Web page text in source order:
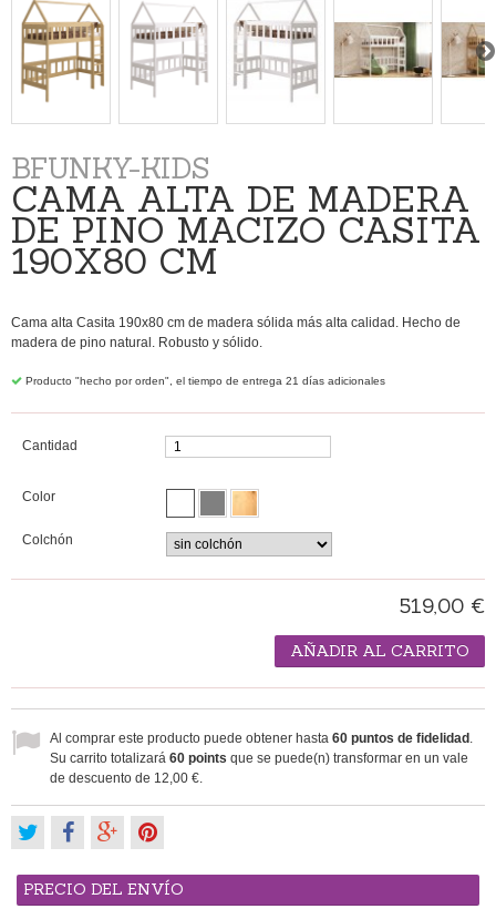
BFUNKY-KIDS
CAMA ALTA DE MADERA
DE PINO MACIZO CASITA
190X80 CM
Cama alta Casita 190x80 cm de madera sólida más alta calidad. Hecho de
madera de pino natural. Robusto y sólido.
Producto "hecho por orden", el tiempo de entrega 21 días adicionales
Cantidad
Color
Colchón
519,00 €
AÑADIR AL CARRITO
Al comprar este producto puede obtener hasta 60 puntos de fidelidad
Su carrito totalizará 60 points que se puede(n) transformar en un vale
de descuento de 12,00 €
PRECIO DEL ENVÍO